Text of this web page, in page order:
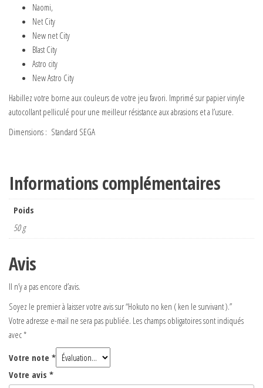
Naomi,
Net City
New net City
Blast City
Astro city
New Astro City
Habillez votre borne aux couleurs de votre jeu favori. Imprimé sur papier vinyle
autocollant pelliculé pour une meilleur résistance aux abrasions et a l’usure.
Dimensions : Standard SEGA
Informations complémentaires
Poids
50 g
Avis
Il n’y a pas encore d’avis.
Soyez le premier à laisser votre avis sur “Hokuto no ken ( ken le survivant ).”
Votre adresse e-mail ne sera pas publiée. Les champs obligatoires sont indiqués
avec*
Votre note *
Votre avis *